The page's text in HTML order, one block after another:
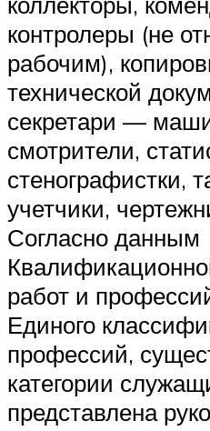
контролеры (не
рабочим),
технической
секретари —
смотрители,
стенографистки,
учетчики,
Согласно данным
работ и
Единого
профессий,
категории
представлена